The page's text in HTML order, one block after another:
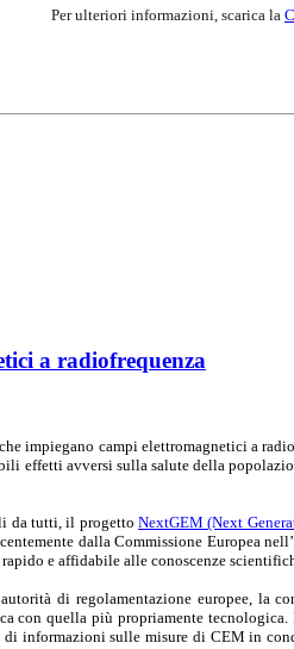
Per ulteriori informazioni, scarica la
a radiofrequenza
impiegano campi elettromagnetici a
effetti avversi sulla salute della
da tutti, il progettoNextGEM (Next
dalla Commissione Europea
rapido e affidabile alle conoscenze
di regolamentazione europee, la
quella più propriamente
informazioni sulle misure di CEM in